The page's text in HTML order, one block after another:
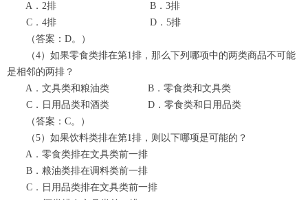
A．2排 B．3排
C．4排 D．5排
（答案：D。）
（4）如果零食类排在第1排，那么下列哪项中的两类商品不可能
是相邻的两排？
A．文具类和粮油类 B．零食类和文具类
C．日用品类和酒类 D．零食类和日用品类
（答案：C。）
（5）如果饮料类排在第1排，则以下哪项是可能的？
A．零食类排在文具类前一排
B．粮油类排在调料类前一排
C．日用品类排在文具类前一排